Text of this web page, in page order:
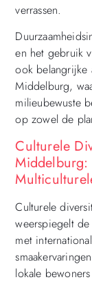
verrassen.
en het gebruik
ook belangrijke
Middelburg,
milieubewuste
op zowel de
Culturele
Middelburg:
Culturele
weerspiegelt
met
lokale